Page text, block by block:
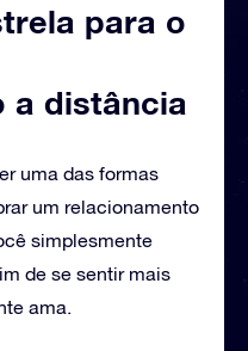
para o
a distância
uma das formas
um relacionamento
simplesmente
de se sentir mais
ama.